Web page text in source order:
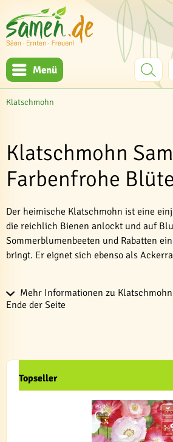
Menü
Klatschmohn
Klatschmohn
Farbenfrohe
Der heimische Klatschmohn ist eine
die reichlich Bienen anlockt und auf
Sommerblumenbeeten und Rabatten
bringt. Er eignet sich ebenso als
Mehr Informationen zu
Ende der Seite
Topseller